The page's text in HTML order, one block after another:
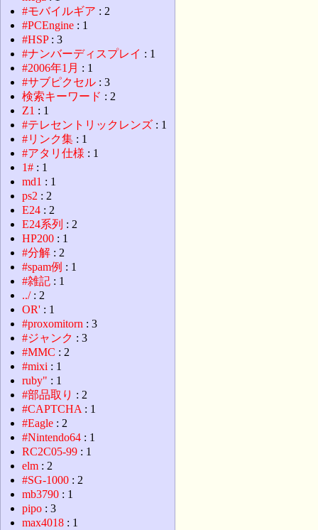
#モバイルギア : 2
#PCEngine : 1
#HSP: 3
#ナンバーディスプレイ : 1
#2006年1月 : 1
#サブピクセル : 3
検索キーワード : 2
Z1 : 1
#テレセントリックレンズ : 1
#リンク集 : 1
#アタリ仕様 : 1
1# : 1
md1 : 1
ps2 : 2
E24 : 2
E24系列 : 2
HP200 : 1
#分解 : 2
#spam例 : 1
#雑記 : 1
../: 2
OR' : 1
#proxomitorn : 3
#ジャンク : 3
#MMC : 2
#mixi : 1
ruby" : 1
#部品取り : 2
#CAPTCHA : 1
#Eagle : 2
#Nintendo64 : 1
RC2C05-99 : 1
elm : 2
#SG-1000 : 2
mb3790 : 1
pipo : 3
max4018 : 1